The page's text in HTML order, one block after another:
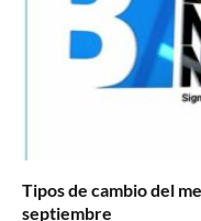
Tipos de cambio del
septiembre